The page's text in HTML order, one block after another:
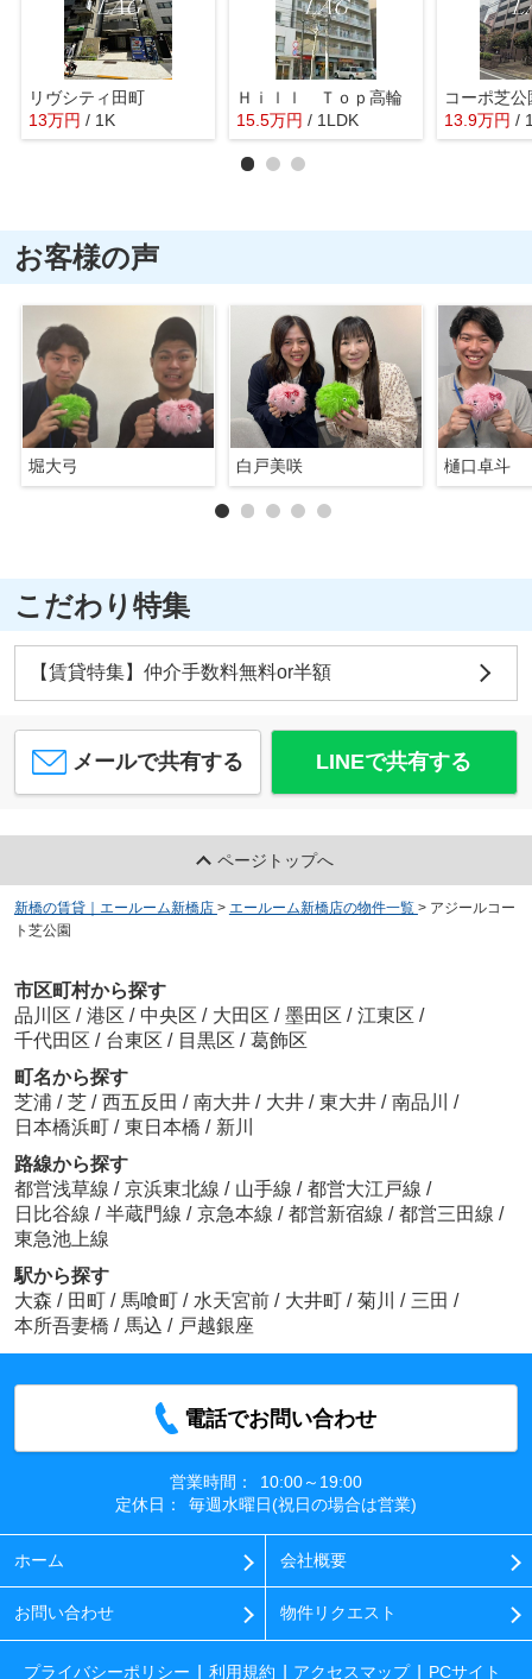
リヴシティ田町
13万円 / 1K
Ｈｉｌｌ Ｔｏｐ高輪
15.5万円 / 1LDK
コーポ芝公
13.9万円 /
お客様の声
堀大弓 白戸美咲 樋口卓斗
こだわり特集
【賃貸特集】仲介手数料無料or半額
メールで共有する LINEで共有する
ページトップへ
新橋の賃貸｜エールーム新橋店 > エールーム新橋店の物件一覧 > アジールコー
ト芝公園
市区町村から探す
品川区 / 港区 / 中央区 / 大田区 / 墨田区 / 江東区 /
千代田区 / 台東区 / 目黒区 / 葛飾区
町名から探す
芝浦 / 芝 / 西五反田 / 南大井 / 大井 / 東大井 / 南品川 /
日本橋浜町 / 東日本橋 / 新川
路線から探す
都営浅草線 / 京浜東北線 / 山手線 / 都営大江戸線 /
日比谷線 / 半蔵門線 / 京急本線 / 都営新宿線 / 都営三田線 /
東急池上線
駅から探す
大森 / 田町 / 馬喰町 / 水天宮前 / 大井町 / 菊川 / 三田 /
本所吾妻橋 / 馬込 / 戸越銀座
電話でお問い合わせ
営業時間：
10:00～19:00
定休日：
毎週水曜日(祝日の場合は営業)
ホーム 会社概要
お問い合わせ 物件リクエスト
プライバシーポリシー 利用規約 アクセスマップ PCサイト